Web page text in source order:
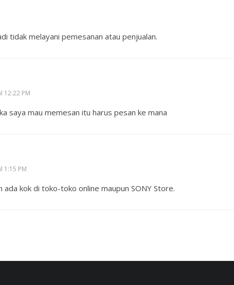
tidak melayani pemesanan atau penjualan.
12:22 PM
saya mau memesan itu harus pesan ke mana
1:15 PM
ada kok di toko-toko online maupun SONY Store.